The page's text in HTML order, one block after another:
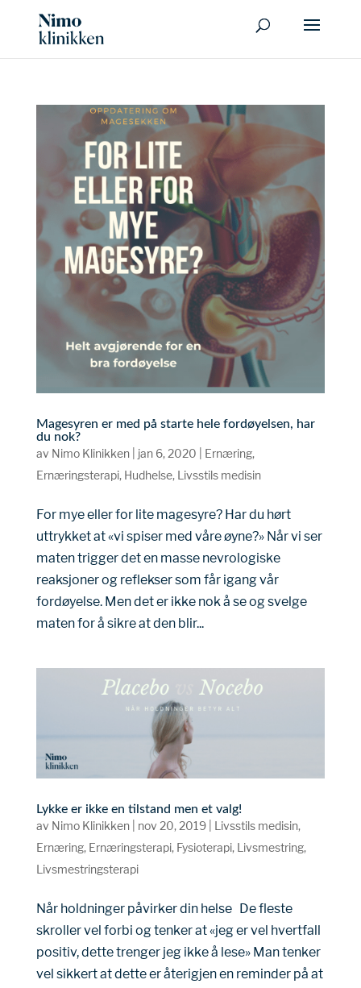
Magesyren er med på starte hele fordøyelsen, har
du nok?
av Nimo Klinikken| jan 6, 2020 Ernæring,
Ernæringsterapi, Hudhelse, Livsstils medisin
For mye eller for lite magesyre? Har du hørt
uttrykket at «vi spiser med våre øyne?» Når vi ser
maten trigger det en masse nevrologiske
reaksjoner og reflekser som får igang vår
fordøyelse. Men det er ikke nok å se og svelge
maten for å sikre at den blir...
Lykke er ikke en tilstand men et valg!
av Nimo Klinikken| nov 20, 2019| Livsstils medisin,
Ernæring, Ernæringsterapi, Fysioterapi, Livsmestring,
Livsmestringsterapi
Når holdninger påvirker din helse De fleste
skroller vel forbi og tenker at «jeg er vel hvertfall
positiv, dette trenger jeg ikke å lese» Man tenker
vel sikkert at dette er återigjen en reminder på at